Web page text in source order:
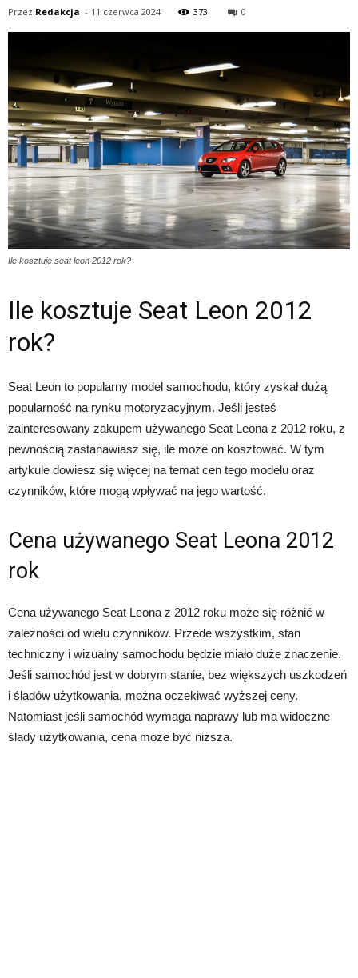
Przez Redakcja - 11 czerwca 2024 373 0
Ile kosztuje seat leon 2012 rok?
Ile kosztuje Seat Leon 2012
rok?
Seat Leon to popularny model samochodu, który zyskał dużą
popularność na rynku motoryzacyjnym. Jeśli jesteś
zainteresowany zakupem używanego Seat Leona z 2012 roku, z
pewnością zastanawiasz się, ile może on kosztować. W tym
artykule dowiesz się więcej na temat cen tego modelu oraz
czynników, które mogą wpływać na jego wartość.
Cena używanego Seat Leona 2012
rok
Cena używanego Seat Leona z 2012 roku może się różnić w
zależności od wielu czynników. Przede wszystkim, stan
techniczny i wizualny samochodu będzie miało duże znaczenie.
Jeśli samochód jest w dobrym stanie, bez większych uszkodzeń
i śladów użytkowania, można oczekiwać wyższej ceny.
Natomiast jeśli samochód wymaga naprawy lub ma widoczne
ślady użytkowania, cena może być niższa.